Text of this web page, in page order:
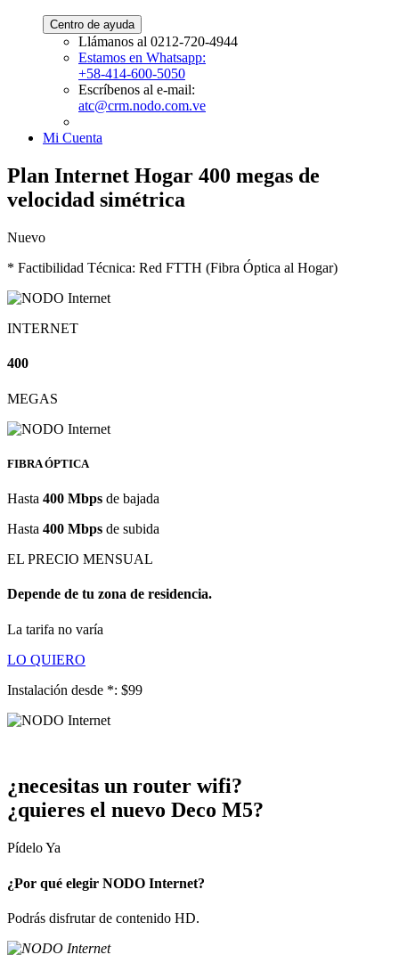
Llámanos al 0212-720-4944
Estamos en Whatsapp:
+58-414-600-5050
Escríbenos al e-mail:
atc@crm.nodo.com.ve
Mi Cuenta
Plan Internet Hogar 400 megas de
velocidad simétrica
Nuevo
* Factibilidad Técnica: Red FTTH (Fibra Óptica al Hogar)
INTERNET
400
MEGAS
FIBRA ÓPTICA
Hasta 400 Mbps de bajada
Hasta 400 Mbps de subida
EL PRECIO MENSUAL
Depende de tu zona de residencia.
La tarifa no varía
LO QUIERO
Instalación desde *: $99
¿necesitas un router wifi?
¿quieres el nuevo Deco M5?
Pídelo Ya
¿Por qué elegir NODO Internet?
Podrás disfrutar de contenido HD.